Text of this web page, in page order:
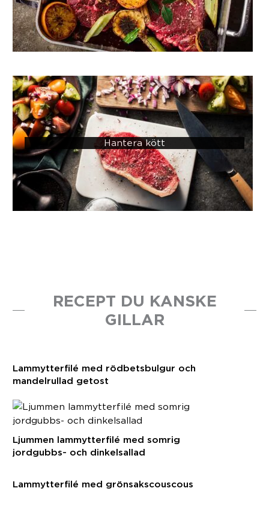
Hantera kött
RECEPT DU KANSKE
GILLAR
Lammytterfilé med rödbetsbulgur och
mandelrullad getost
Ljummen lammytterfilé med somrig
jordgubbs- och dinkelsallad
Lammytterfilé med grönsakscouscous